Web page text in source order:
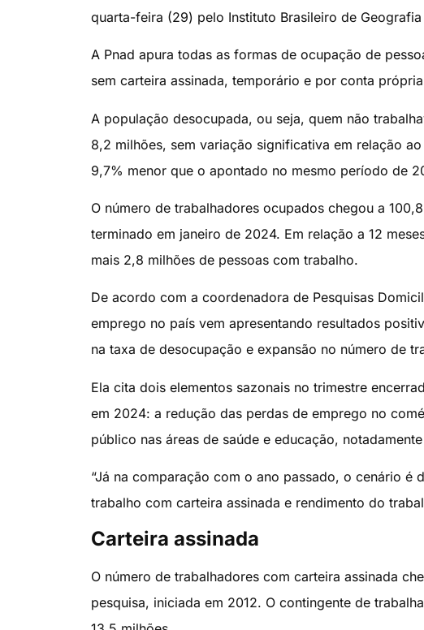
quarta-feira (29) pelo Instituto Brasileiro de Geografia
A Pnad apura todas as formas de ocupação de
sem carteira assinada, temporário e por conta
A população desocupada, ou seja, quem não
8,2 milhões, sem variação significativa em relação
9,7% menor que o apontado no mesmo período de
O número de trabalhadores ocupados chegou a
terminado em janeiro de 2024. Em relação a 12
mais 2,8 milhões de pessoas com trabalho.
De acordo com a coordenadora de Pesquisas
emprego no país vem apresentando resultados
na taxa de desocupação e expansão no número de
Ela cita dois elementos sazonais no trimestre
em 2024: a redução das perdas de emprego no
público nas áreas de saúde e educação,
“Já na comparação com o ano passado, o cenário é
trabalho com carteira assinada e rendimento do
Carteira assinada
O número de trabalhadores com carteira assinada
pesquisa, iniciada em 2012. O contingente de